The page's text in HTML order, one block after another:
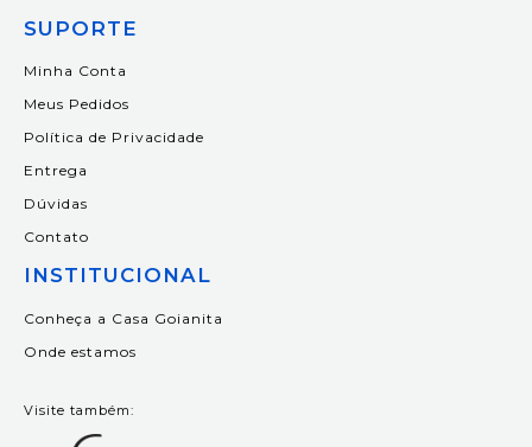
SUPORTE
Minha Conta
Meus Pedidos
Política de Privacidade
Entrega
Dúvidas
Contato
INSTITUCIONAL
Conheça a Casa Goianita
Onde estamos
Visite também: